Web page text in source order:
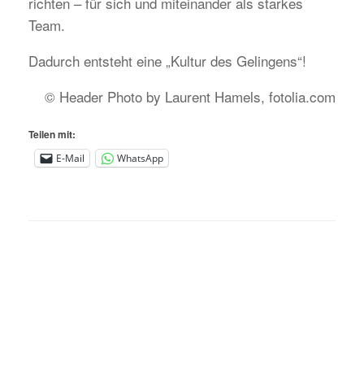
Team.
Dadurch entsteht eine „Kultur des Gelingens“!
© Header Photo by Laurent Hamels, fotolia.com
Teilen mit:
E-Mail WhatsApp